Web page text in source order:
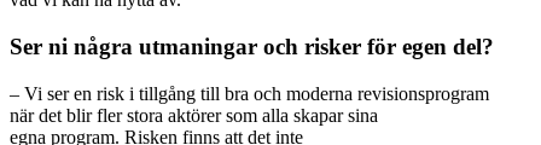
Ser ni några utmaningar och risker för egen del?
– Vi ser en risk i tillgång till bra och moderna revisionsprogram
närdet blirfler stora aktörer som alla skapar sina
egna program. Risken finns att det inte